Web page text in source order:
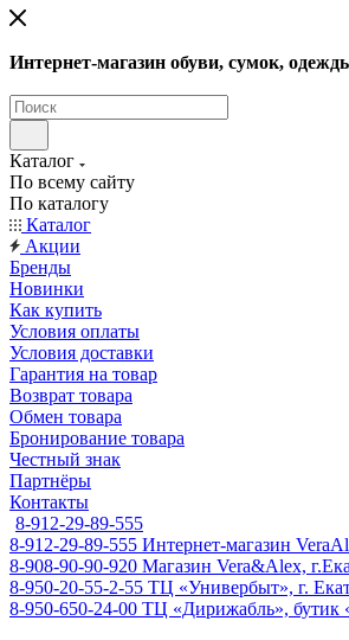
Интернет-магазин обуви, сумок,
Каталог
По всему сайту
По каталогу
Каталог
Акции
Бренды
Новинки
Как купить
Условия оплаты
Условия доставки
Гарантия на товар
Возврат товара
Обмен товара
Бронирование товара
Честный знак
Партнёры
Контакты
8-912-29-89-555
8-912-29-89-555 Интернет-магазин
8-908-90-90-920 Магазин Vera&Alex,
8-950-20-55-2-55 ТЦ «Универбыт», г.
8-950-650-24-00 ТЦ «Дирижабль», бутик